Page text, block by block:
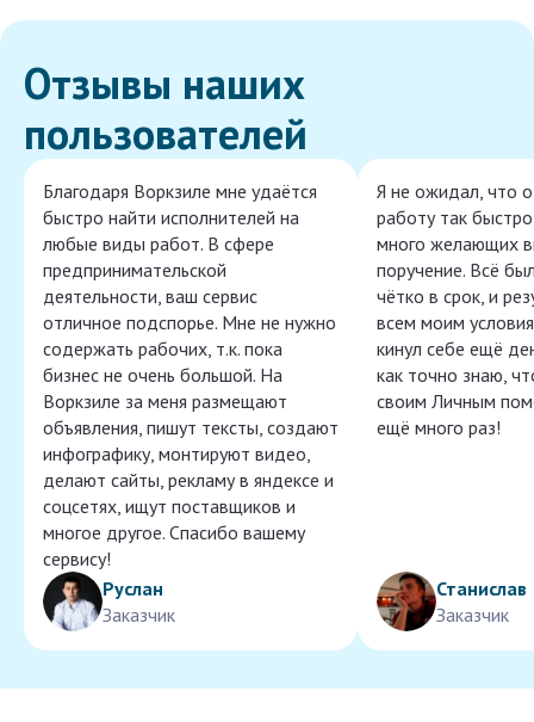
Отзывы наших
пользователей
Благодаря Воркзиле мне удаётся
быстро найти исполнителей на
любые виды работ. В сфере
предпринимательской
деятельности, ваш сервис
отличное подспорье. Мне не нужно
содержать рабочих, т.к. пока
бизнес не очень большой. На
Воркзиле за меня размещают
объявления, пишут тексты, создают
инфографику, монтируют видео,
делают сайты, рекламу в яндексе и
соцсетях, ищут поставщиков и
многое другое. Спасибо вашему
сервису!
Руслан
Заказчик
Я не ожидал, что
работу так
много желающих
поручение. Всё
чётко в срок, и
всем моим
кинул себе ещё
как точно знаю,
своим Личным
ещё много раз!
Станислав
Заказчик